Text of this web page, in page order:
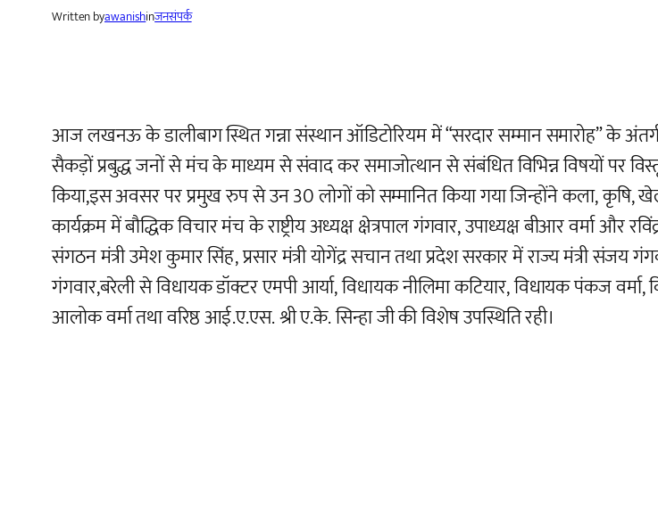
Written byawanishinजनसंपर्क
आज लखनऊ के डालीबाग स्थित गन्ना संस्थान ऑडिटोरियम में “सरदार सम्मान समारोह” के
सैकड़ों प्रबुद्ध जनों से मंच के माध्यम से संवाद कर समाजोत्थान से संबंधित विभिन्न विषयों पर
किया,इस अवसर पर प्रमुख रुप से उन 30 लोगों को सम्मानित किया गया जिन्होंने कला, कृषि,
कार्यक्रम में बौद्धिक विचार मंच के राष्ट्रीय अध्यक्ष क्षेत्रपाल गंगवार, उपाध्यक्ष बीआर वर्मा
संगठन मंत्री उमेश कुमार सिंह, प्रसार मंत्री योगेंद्र सचान तथा प्रदेश सरकार में राज्य मंत्री संजय
गंगवार,बरेली से विधायक डॉक्टर एमपी आर्या, विधायक नीलिमा कटियार, विधायक पंकज वर्मा,
आलोक वर्मा तथा वरिष्ठ आई.ए.एस. श्री ए.के. सिन्हा जी की विशेष उपस्थिति रही।